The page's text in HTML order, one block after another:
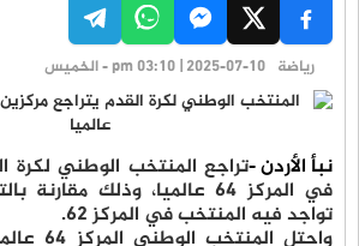
رياضة pm 03:10 | 2025-07-10 - الخميس
نبأ الأردن -تراجع المنتخب الوطني لكرة
في المركز 64 عالميا، وذلك
تواجد فيه المنتخب في المركز 62.